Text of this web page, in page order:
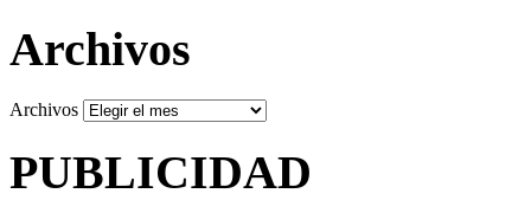
Archivos
Archivos
PUBLICIDAD